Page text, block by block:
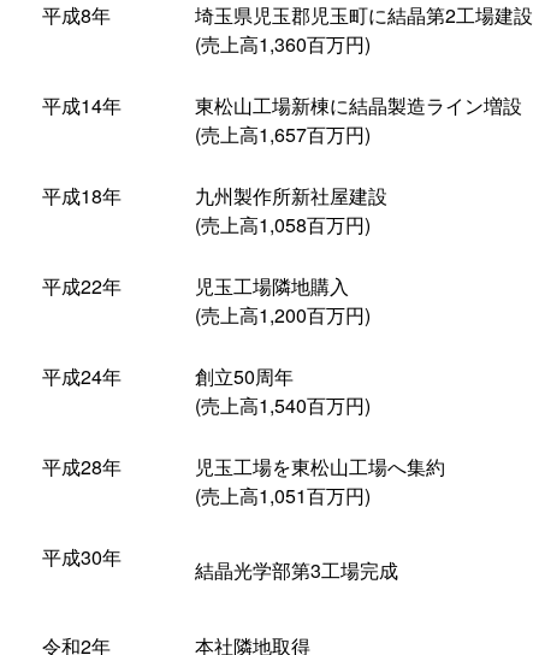
平成8年
埼玉県児玉郡児玉町に結晶第2工場建設
(売上高1,360百万円)
平成14年
東松山工場新棟に結晶製造ライン増設
(売上高1,657百万円)
平成18年
九州製作所新社屋建設
(売上高1,058百万円)
平成22年
児玉工場隣地購入
(売上高1,200百万円)
平成24年
創立50周年
(売上高1,540百万円)
平成28年
児玉工場を東松山工場へ集約
(売上高1,051百万円)
平成30年 結晶光学部第3工場完成
令和2年
本社隣地取得